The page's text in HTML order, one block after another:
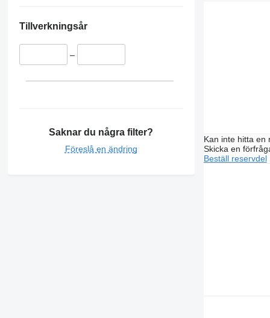
Tillverkningsår
–
Saknar du några filter?
Föreslå en ändring
Kan inte hitta en
Skicka en
Beställ reservdel